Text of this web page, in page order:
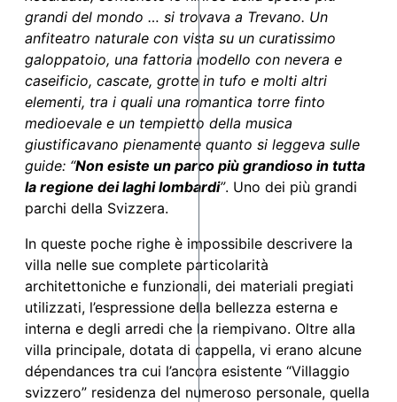
grandi del mondo … si trovava a Trevano. Un
anfiteatro naturale con vista su un curatissimo
galoppatoio, una fattoria modello con nevera e
caseificio, cascate, grotte in tufo e molti altri
elementi, tra i quali una romantica torre finto
medioevale e un tempietto della musica
giustificavano pienamente quanto si leggeva sulle
guide: “Non esiste un parco più grandioso in tutta
la regione dei laghi lombardi”. Uno dei più grandi
parchi della Svizzera.
In queste poche righe è impossibile descrivere la
villa nelle sue complete particolarità
architettoniche e funzionali, dei materiali pregiati
utilizzati, l’espressione della bellezza esterna e
interna e degli arredi che la riempivano. Oltre alla
villa principale, dotata di cappella, vi erano alcune
dépendances tra cui l’ancora esistente “Villaggio
svizzero” residenza del numeroso personale, quella